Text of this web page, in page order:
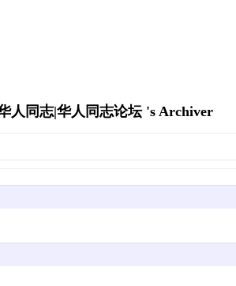
人同志|华人同志论坛 's Archiver